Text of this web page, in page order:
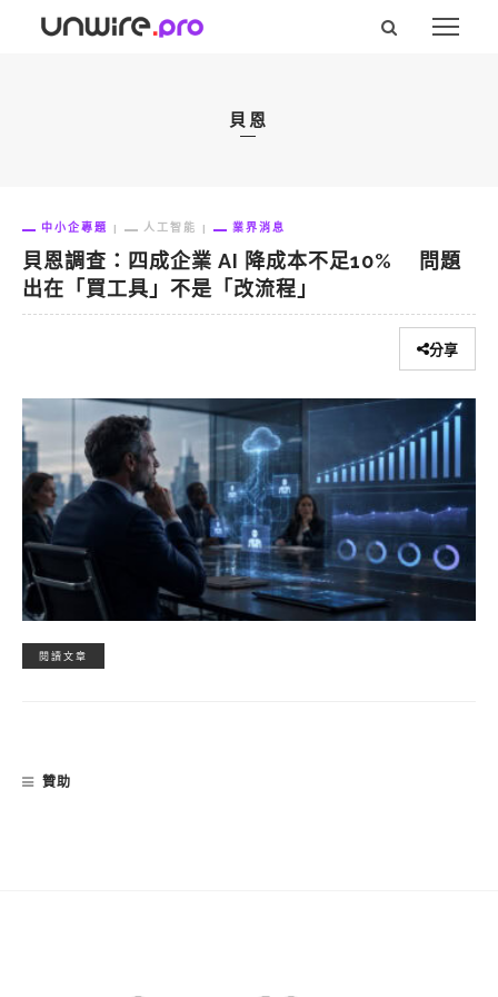
貝恩
中小企專題 人工智能 業界消息
貝恩調查：四成企業 AI 降成本不足10% 問題
出在「買工具」不是「改流程」
分享
閱讀文章
贊助